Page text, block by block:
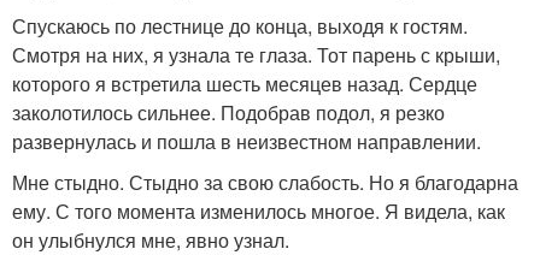
Спускаюсь по лестнице до конца, выходя к гостям.
Смотря на них, я узнала те глаза. Тот парень с крыши,
которого я встретила шесть месяцев назад. Сердце
заколотилось сильнее. Подобрав подол, я резко
развернулась и пошла в неизвестном направлении.
Мне стыдно. Стыдно за свою слабость. Но я благодарна
ему. С того момента изменилось многое. Я видела, как
он улыбнулся мне, явно узнал.